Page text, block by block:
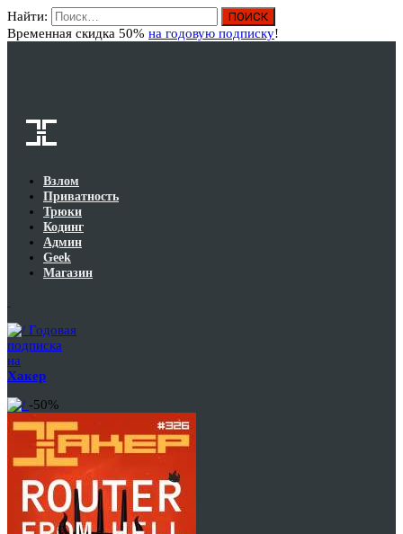
Найти:
Временная скидка 50% на годовую подписку!
Взлом
Приватность
Трюки
Кодинг
Админ
Geek
Магазин
Годовая
подписка
на
Хакер
-50%